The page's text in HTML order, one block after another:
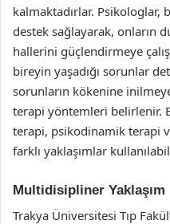
kalmaktadırlar.
destek sağlayarak, onların
hallerini güçlendirmeye
bireyin yaşadığı sorunlar
sorunların kökenine
terapi yöntemleri belirlenir.
terapi, psikodinamik terapi
farklı yaklaşımlar
Multidisipliner Yaklaşım
Trakya Üniversitesi Tıp